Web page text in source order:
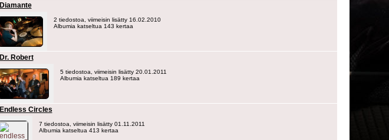
Diamante
2 tiedostoa, viimeisin lisätty 16.02.2010
Albumia katseltua 143 kertaa
Dr. Robert
5 tiedostoa, viimeisin lisätty 20.01.2011
Albumia katseltua 189 kertaa
Endless Circles
7 tiedostoa, viimeisin lisätty 01.11.2011
Albumia katseltua 413 kertaa